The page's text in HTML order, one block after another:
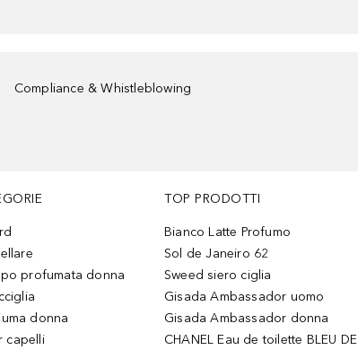
Compliance & Whistleblowing
profumata donna
donna
capelli
TOP PRODOTTI
Bianco Latte Profumo
Sol de Janeiro 62
Sweed siero ciglia
Gisada Ambassador uomo
Gisada Ambassador donna
CHANEL Eau de toilette BLEU DE